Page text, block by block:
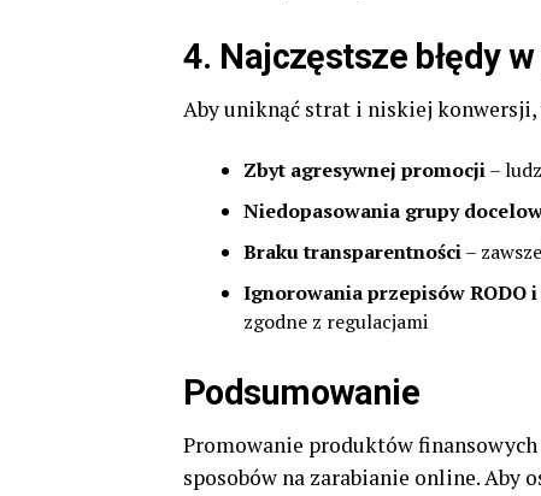
4. Najczęstsze błędy
Aby uniknąć strat i niskiej
Zbyt agresywnej promocji–
Niedopasowania grupy
Braku transparentności–
Ignorowania przepisów RODO
zgodne z regulacjami
Podsumowanie
Promowanie produktów
sposobów na zarabianie online. Aby